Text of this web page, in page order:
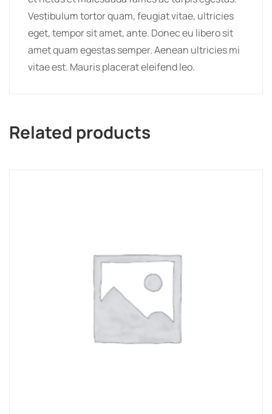
Vestibulum tortor quam, feugiat vitae, ultricies
eget, tempor sit amet, ante. Donec eu libero sit
amet quam egestas semper. Aenean ultricies mi
vitae est. Mauris placerat eleifend leo.
Related products